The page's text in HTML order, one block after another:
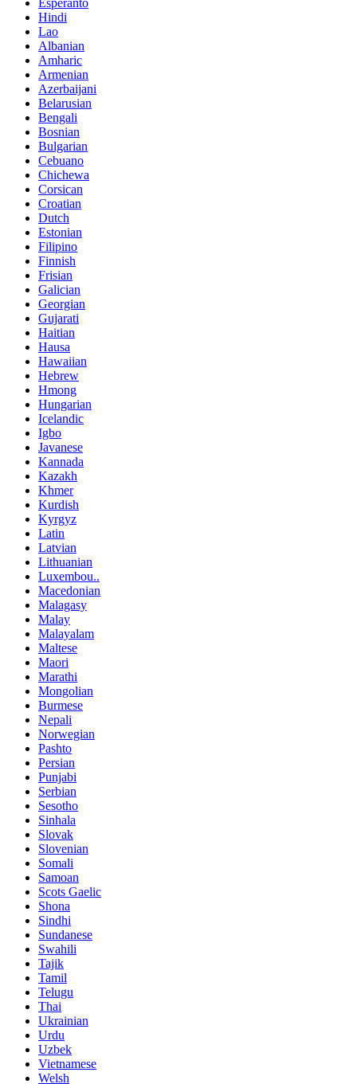
Hindi
Lao
Albanian
Amharic
Armenian
Azerbaijani
Belarusian
Bengali
Bosnian
Bulgarian
Cebuano
Chichewa
Corsican
Croatian
Dutch
Estonian
Filipino
Finnish
Frisian
Galician
Georgian
Gujarati
Haitian
Hausa
Hawaiian
Hebrew
Hmong
Hungarian
Icelandic
Igbo
Javanese
Kannada
Kazakh
Khmer
Kurdish
Kyrgyz
Latin
Latvian
Lithuanian
Luxembou..
Macedonian
Malagasy
Malay
Malayalam
Maltese
Maori
Marathi
Mongolian
Burmese
Nepali
Norwegian
Pashto
Persian
Punjabi
Serbian
Sesotho
Sinhala
Slovak
Slovenian
Somali
Samoan
Scots Gaelic
Shona
Sindhi
Sundanese
Swahili
Tajik
Tamil
Telugu
Thai
Ukrainian
Urdu
Uzbek
Vietnamese
Welsh